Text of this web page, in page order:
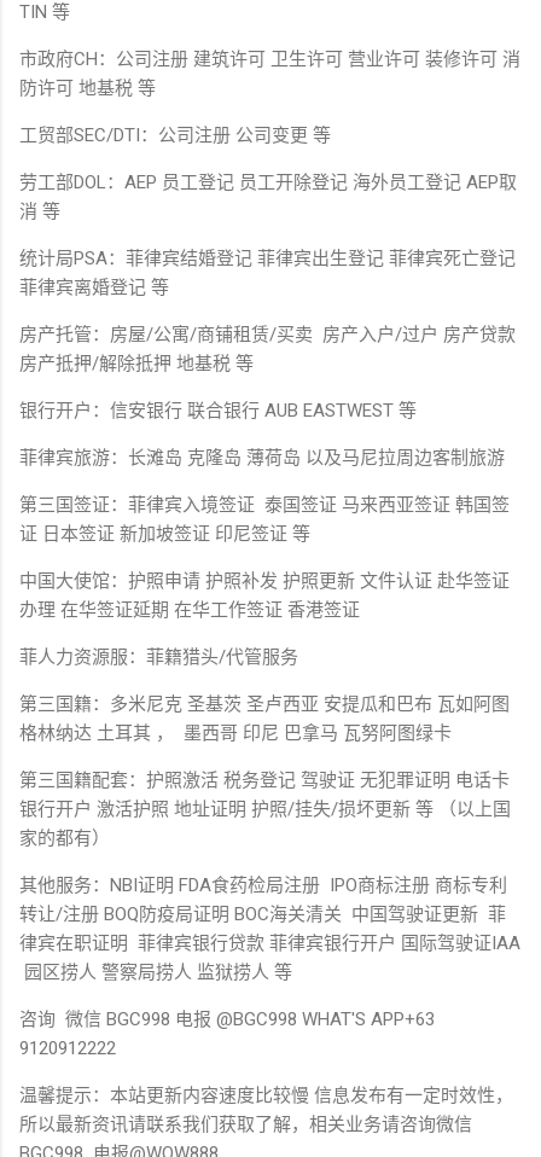
TIN 等
市政府CH：公司注册 建筑许可 卫生许可 营业许可 装修许可 消
防许可 地基税 等
工贸部SEC/DTI：公司注册 公司变更 等
劳工部DOL：AEP 员工登记 员工开除登记 海外员工登记 AEP取
消 等
统计局PSA：菲律宾结婚登记 菲律宾出生登记 菲律宾死亡登记
菲律宾离婚登记 等
房产托管：房屋/公寓/商铺租赁/买卖 房产入户/过户 房产贷款
房产抵押/解除抵押 地基税 等
银行开户：信安银行 联合银行 AUB EASTWEST 等
菲律宾旅游：长滩岛 克隆岛 薄荷岛 以及马尼拉周边客制旅游
第三国签证：菲律宾入境签证 泰国签证 马来西亚签证 韩国签
证 日本签证 新加坡签证 印尼签证 等
中国大使馆：护照申请 护照补发 护照更新 文件认证 赴华签证
办理 在华签证延期 在华工作签证 香港签证
菲人力资源服：菲籍猎头/代管服务
第三国籍：多米尼克 圣基茨 圣卢西亚 安提瓜和巴布 瓦如阿图
格林纳达 土耳其 ， 墨西哥 印尼 巴拿马 瓦努阿图绿卡
第三国籍配套：护照激活 税务登记 驾驶证 无犯罪证明 电话卡
银行开户 激活护照 地址证明 护照/挂失/损坏更新 等 （以上国
家的都有）
其他服务：NBI证明 FDA食药检局注册 IPO商标注册 商标专利
转让/注册 BOQ防疫局证明 BOC海关清关 中国驾驶证更新 菲
律宾在职证明 菲律宾银行贷款 菲律宾银行开户 国际驾驶证IAA
园区捞人 警察局捞人 监狱捞人 等
咨询 微信 BGC998 电报 @BGC998 WHAT'S APP+63
9120912222
温馨提示：本站更新内容速度比较慢 信息发布有一定时效性，
所以最新资讯请联系我们获取了解，相关业务请咨询微信